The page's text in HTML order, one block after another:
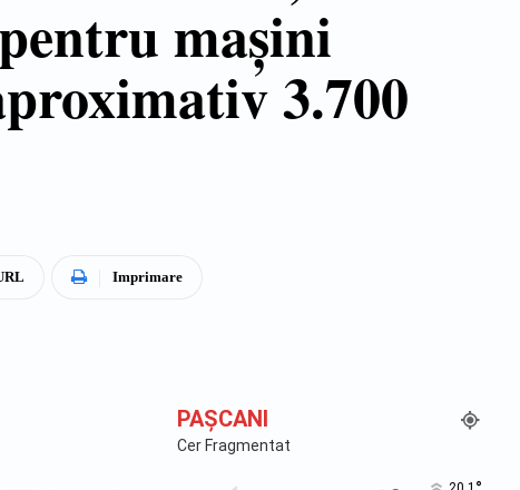
mașini
3.700
Imprimare
PAŞCANI
Cer Fragmentat